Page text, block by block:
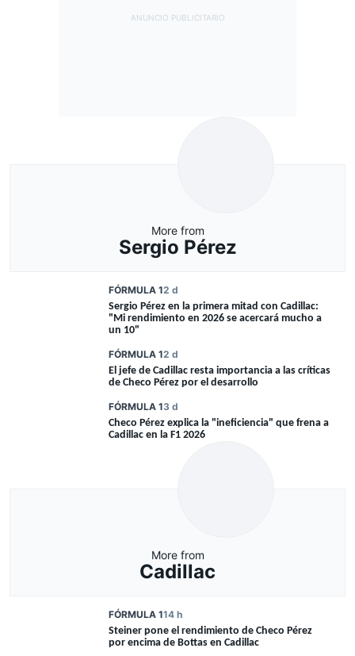
More from
Sergio Pérez
FÓRMULA 12 d
Sergio Pérez en la primera mitad con Cadillac:
"Mi rendimiento en 2026 se acercará mucho a
un 10"
FÓRMULA 12 d
El jefe de Cadillac resta importancia a las críticas
de Checo Pérez por el desarrollo
FÓRMULA 13 d
Checo Pérez explica la "ineficiencia" que frena a
Cadillac en la F1 2026
More from
Cadillac
FÓRMULA 114 h
Steiner pone el rendimiento de Checo Pérez
por encima de Bottas en Cadillac